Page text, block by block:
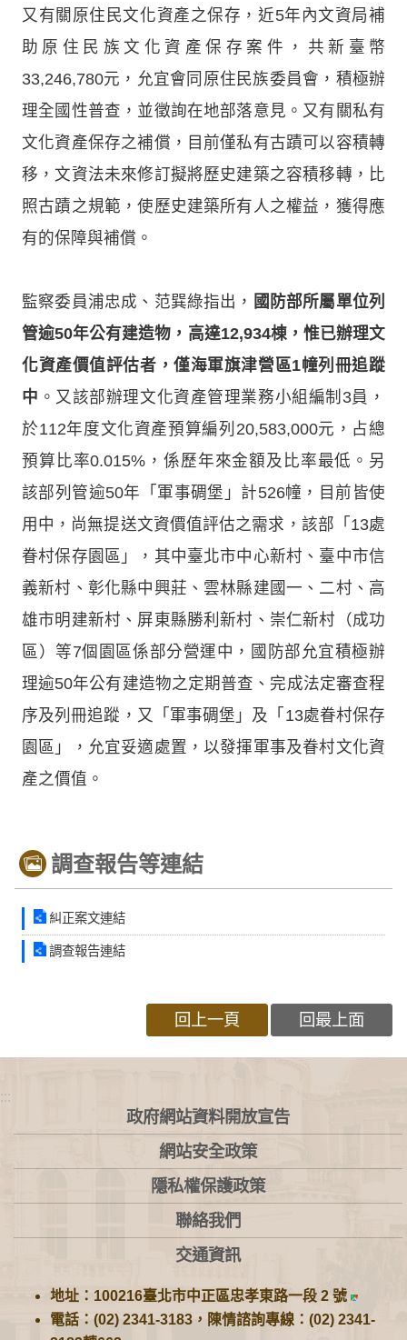
又有關原住民文化資產之保存，近5年內文資局補
助原住民族文化資產保存案件，共新臺幣
33,246,780元，允宜會同原住民族委員會，積極辦
理全國性普查，並徵詢在地部落意見。又有關私有
文化資產保存之補償，目前僅私有古蹟可以容積轉
移，文資法未來修訂擬將歷史建築之容積移轉，比
照古蹟之規範，使歷史建築所有人之權益，獲得應
有的保障與補償。
監察委員浦忠成、范巽綠指出， 國防部所屬單位列
管逾50年公有建造物，高達12,934棟，惟已辦理文
化資產價值評估者，僅海軍旗津營區1幢列冊追蹤
中 。又該部辦理文化資產管理業務小組編制3員，
於112年度文化資產預算編列20,583,000元，占總
預算比率0.015%，係歷年來金額及比率最低。另
該部列管逾50年「軍事碉堡」計526幢，目前皆使
用中，尚無提送文資價值評估之需求，該部「13處
眷村保存園區」，其中臺北市中心新村、臺中市信
義新村、彰化縣中興莊、雲林縣建國一、二村、高
雄市明建新村、屏東縣勝利新村、崇仁新村（成功
區）等7個園區係部分營運中，國防部允宜積極辦
理逾50年公有建造物之定期普查、完成法定審查程
序及列冊追蹤，又「軍事碉堡」及「13處眷村保存
園區」，允宜妥適處置，以發揮軍事及眷村文化資
產之價值。
調查報告等連結
糾正案文連結
調查報告連結
回上一頁 回最上面
:::
政府網站資料開放宣告
網站安全政策
隱私權保護政策
聯絡我們
交通資訊
地址：100216臺北市中正區忠孝東路一段 2 號
電話：(02) 2341-3183，陳情諮詢專線：(02) 2341-